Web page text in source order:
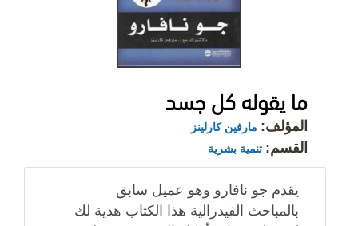
ما يقوله كل جسد
المؤلف: مارفين كارلينز
القسم: تنمية بشرية
يقدم جو نافارو وهو عميل سابق
بالمباحث الفيدرالية هذا الكتاب هدية لك